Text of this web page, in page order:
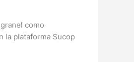
como
la plataforma Sucop